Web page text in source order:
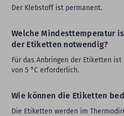
Der Klebstoff ist permanent.
Welche Mindesttemperatur
der Etiketten notwendig?
Für das Anbringen der Etiketten
von 5 °C erforderlich.
Wie können die Etiketten
Die Etiketten werden im